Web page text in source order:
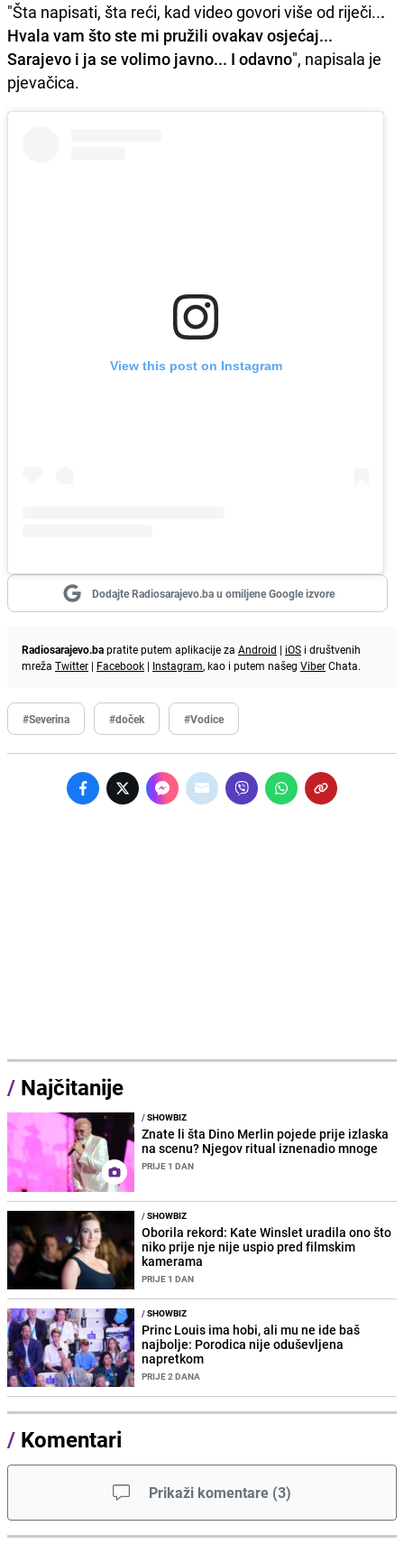
"Šta napisati, šta reći, kad video govori više od riječi...
Hvala vam što ste mi pružili ovakav osjećaj...
Sarajevo i ja se volimo javno... I odavno", napisala je
pjevačica.
View this post on Instagram
Dodajte Radiosarajevo.ba u omiljene Google izvore
Radiosarajevo.bapratite putem aplikacije za Android | iOS i društvenih
mreža Twitter | Facebook | Instagram, kao i putem našeg ViberChata.
#Severina #doček #Vodice
/ Najčitanije
/SHOWBIZ
Znate li šta Dino Merlin pojede prije izlaska
na scenu? Njegov ritual iznenadio mnoge
PRIJE 1 DAN
/SHOWBIZ
Oborila rekord: Kate Winslet uradila ono što
niko prije nje nije uspio pred filmskim
kamerama
PRIJE 1 DAN
/SHOWBIZ
Princ Louis ima hobi, ali mu ne ide baš
najbolje: Porodica nije oduševljena
napretkom
PRIJE 2 DANA
/ Komentari
Prikaži komentare (3)